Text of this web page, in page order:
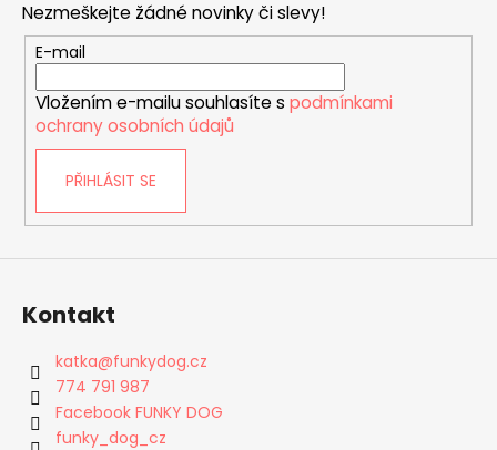
Nezmeškejte žádné novinky či slevy!
E-mail
Vložením e-mailu souhlasíte s podmínkami
ochrany osobních údajů
PŘIHLÁSIT SE
Kontakt
katka@funkydog.cz
774 791 987
Facebook FUNKY DOG
funky_dog_cz